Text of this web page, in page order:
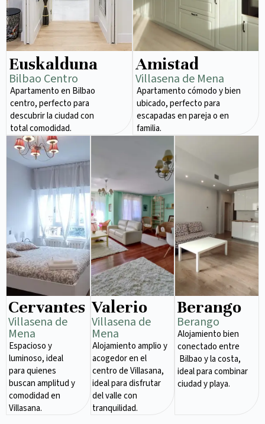
Euskalduna
Bilbao Centro
Apartamento en Bilbao
centro, perfecto para
descubrir la ciudad con
total comodidad.
Amistad
Villasena de Mena
Apartamento cómodo y bien
ubicado, perfecto para
escapadas en pareja o en
familia.
Cervantes
Villasena de
Mena​
Espacioso y
luminoso, ideal
para quienes
buscan amplitud y
comodidad en
Villasana.
Valerio
Villasena de
Mena​
Alojamiento amplio y
acogedor en el
centro de Villasana,
ideal para disfrutar
del valle con
tranquilidad.
Berango
Berango
Alojamiento bien
conectado entre
Bilbao y la costa,
ideal para combinar
ciudad y playa.